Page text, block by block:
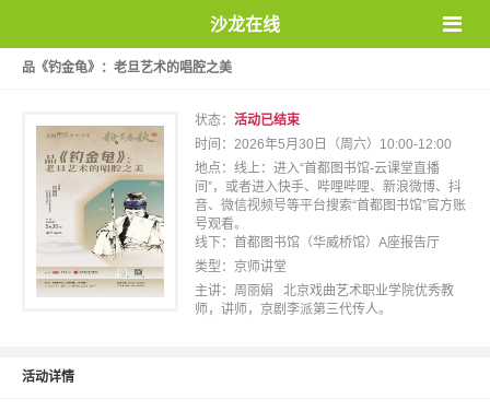
沙龙在线
品《钓金龟》：老旦艺术的唱腔之美
状态： 活动已结束
时间：2026年5月30日（周六）10:00-12:00
地点：线上：进入“首都图书馆-云课堂直播
间”，或者进入快手、哔哩哔哩、新浪微博、抖
音、微信视频号等平台搜索“首都图书馆”官方账
号观看。
线下：首都图书馆（华威桥馆）A座报告厅
类型：京师讲堂
主讲：周丽娟 北京戏曲艺术职业学院优秀教
师，讲师，京剧李派第三代传人。
活动详情